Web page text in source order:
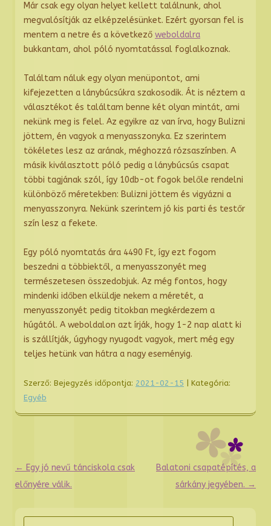
Már csak egy olyan helyet kellett találnunk, ahol
megvalósítják az elképzelésünket. Ezért gyorsan fel is
mentem a netre és a következő weboldalra
bukkantam, ahol póló nyomtatással foglalkoznak.
Találtam náluk egy olyan menüpontot, ami
kifejezetten a lánybúcsúkra szakosodik. Át is néztem a
választékot és találtam benne két olyan mintát, ami
nekünk meg is felel. Az egyikre az van írva, hogy Bulizni
jöttem, én vagyok a menyasszonyka. Ez szerintem
tökéletes lesz az arának, méghozzá rózsaszínben. A
másik kiválasztott póló pedig a lánybúcsús csapat
többi tagjának szól, így 10db-ot fogok belőle rendelni
különböző méretekben: Bulizni jöttem és vigyázni a
menyasszonyra. Nekünk szerintem jó kis parti és testőr
szín lesz a fekete.
Egy póló nyomtatás ára 4490 Ft, így ezt fogom
beszedni a többiektől, a menyasszonyét meg
természetesen összedobjuk. Az még fontos, hogy
mindenki időben elküldje nekem a méretét, a
menyasszonyét pedig titokban megkérdezem a
húgától. A weboldalon azt írják, hogy 1-2 nap alatt ki
is szállítják, úgyhogy nyugodt vagyok, mert még egy
teljes hetünk van hátra a nagy eseményig.
Szerző: Bejegyzés időpontja: 2021-02-15 | Kategória:
Egyéb
Bejegyzés
navigáció
← Egy jó nevű tánciskola csak
előnyére válik.
Balatoni csapatépítés, a
sárkány jegyében. →